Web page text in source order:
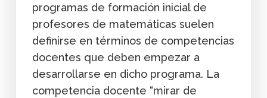
programas de formación inicial de
profesores de matemáticas suelen
definirse en términos de competencias
docentes que deben empezar a
desarrollarse en dicho programa. La
competencia docente “mirar de